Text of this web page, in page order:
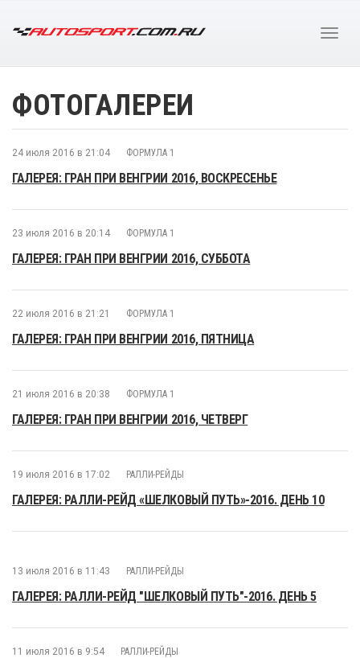
ФОТОГАЛЕРЕИ
24 июля 2016 в 21:04 ФОРМУЛА 1
ГАЛЕРЕЯ: ГРАН ПРИ ВЕНГРИИ 2016, ВОСКРЕСЕНЬЕ
23 июля 2016 в 20:14 ФОРМУЛА 1
ГАЛЕРЕЯ: ГРАН ПРИ ВЕНГРИИ 2016, СУББОТА
22 июля 2016 в 21:21 ФОРМУЛА 1
ГАЛЕРЕЯ: ГРАН ПРИ ВЕНГРИИ 2016, ПЯТНИЦА
21 июля 2016 в 20:38 ФОРМУЛА 1
ГАЛЕРЕЯ: ГРАН ПРИ ВЕНГРИИ 2016, ЧЕТВЕРГ
19 июля 2016 в 17:02 РАЛЛИ-РЕЙДЫ
ГАЛЕРЕЯ: РАЛЛИ-РЕЙД «ШЕЛКОВЫЙ ПУТЬ»-2016. ДЕНЬ 10
13 июля 2016 в 11:43 РАЛЛИ-РЕЙДЫ
ГАЛЕРЕЯ: РАЛЛИ-РЕЙД "ШЕЛКОВЫЙ ПУТЬ"-2016. ДЕНЬ 5
11 июля 2016 в 9:54 РАЛЛИ-РЕЙДЫ